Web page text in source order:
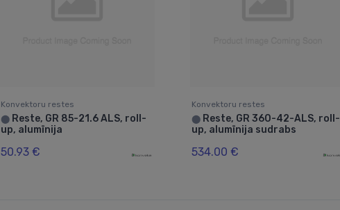
Konvektoru restes
⬤ Reste, GR 85-21.6 ALS, roll-
up, alumīnija
50.93 €
Konvektoru restes
⬤ Reste, GR 360-42-ALS, roll-
up, alumīnija sudrabs
534.00 €